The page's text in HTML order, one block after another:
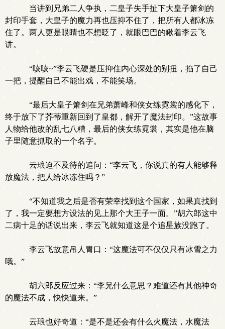
当讲到兄弟二人争执，二皇子失手扯下大皇子箫剑的
封印手套，大皇子的魔力再也压抑不住了，把所有人都冰冻
住了。两人更是眼睛也不想眨了，就眼巴巴的瞅着李云飞
讲。
“咳咳~”李云飞硬是压抑住内心深处的别扭，掐了自己
一把，提醒自己不能出戏，不能笑场。
“最后大皇子箫剑在兄弟萧峰和侠女练霓裳的感化下，
终于放下了芥蒂重新回到了皇都，解开了魔法封印。”这故事
人物给他改的乱七八糟，最后的侠女练霓裳，其实是他在脑
子里随意抓取的一个名字。
云琅迫不及待的追问：“李云飞，你说真的有人能够释
放魔法，把人给冰冻住吗？”
“不知道我之后是否有荣幸找到这个国家，如果真找到
了，我一定要想方设法的见上那个大王子一面。”胡六郎这中
二病十足的话说出来，李云飞就知道这是个追星族没跑了。
李云飞故意吊人胃口：“这魔法可不仅仅只有冰雪之力
哦。”
胡六郎反应过来：“李兄什么意思？难道还有其他神奇
的魔法不成，快快道来。”
云琅也好奇道：“是不是还会有什么火魔法，水魔法